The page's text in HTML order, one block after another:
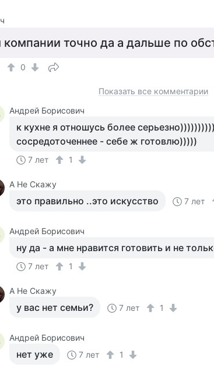
компании точно да а дальше по
0
Показать все комментарии
Андрей Борисович
к кухне я отношусь более
сосредоточеннее - себе ж готовлю)))))
7 лет 1
А Не Скажу
это правильно ..это искусство 7 лет
Андрей Борисович
ну да - а мне нравится готовить и не
7 лет 1
А Не Скажу
у вас нет семьи? 7 лет 1
Андрей Борисович
нет уже 7 лет 1